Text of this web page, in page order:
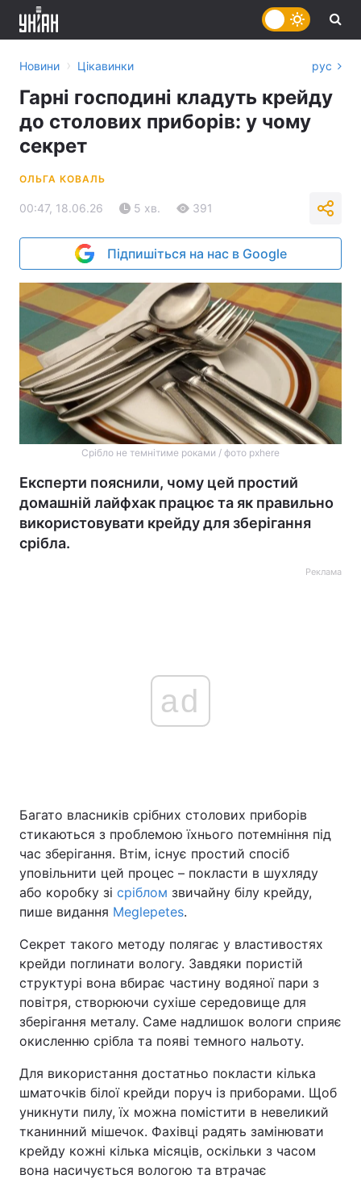
Економіка Світ
Спорт Наука
Зброя Інциденти
Здоров'я Туризм
Цікавинки Погода
Екологія Регіони
Лонгріди
Відео з Youtube Статті
Новини › Цікавинки рус
Гарні господині кладуть крейду
до столових приборів: у чому
секрет
ОЛЬГА КОВАЛЬ
00:47, 18.06.26 5 хв. 391
Підпишіться на нас в Google
Срібло не темнітиме роками / фото pxhere
Експерти пояснили, чому цей простий
домашній лайфхак працює та як правильно
використовувати крейду для зберігання
срібла.
Реклама
ad
Багато власників срібних столових приборів
стикаються з проблемою їхнього потемніння під
час зберігання. Втім, існує простий спосіб
уповільнити цей процес – покласти в шухляду
або коробку зі сріблом звичайну білу крейду,
пише видання Meglepetes.
Секрет такого методу полягає у властивостях
крейди поглинати вологу. Завдяки пористій
структурі вона вбирає частину водяної пари з
повітря, створюючи сухіше середовище для
зберігання металу. Саме надлишок вологи сприяє
окисленню срібла та появі темного нальоту.
Для використання достатньо покласти кілька
шматочків білої крейди поруч із приборами. Щоб
уникнути пилу, їх можна помістити в невеликий
тканинний мішечок. Фахівці радять замінювати
крейду кожні кілька місяців, оскільки з часом
вона насичується вологою та втрачає